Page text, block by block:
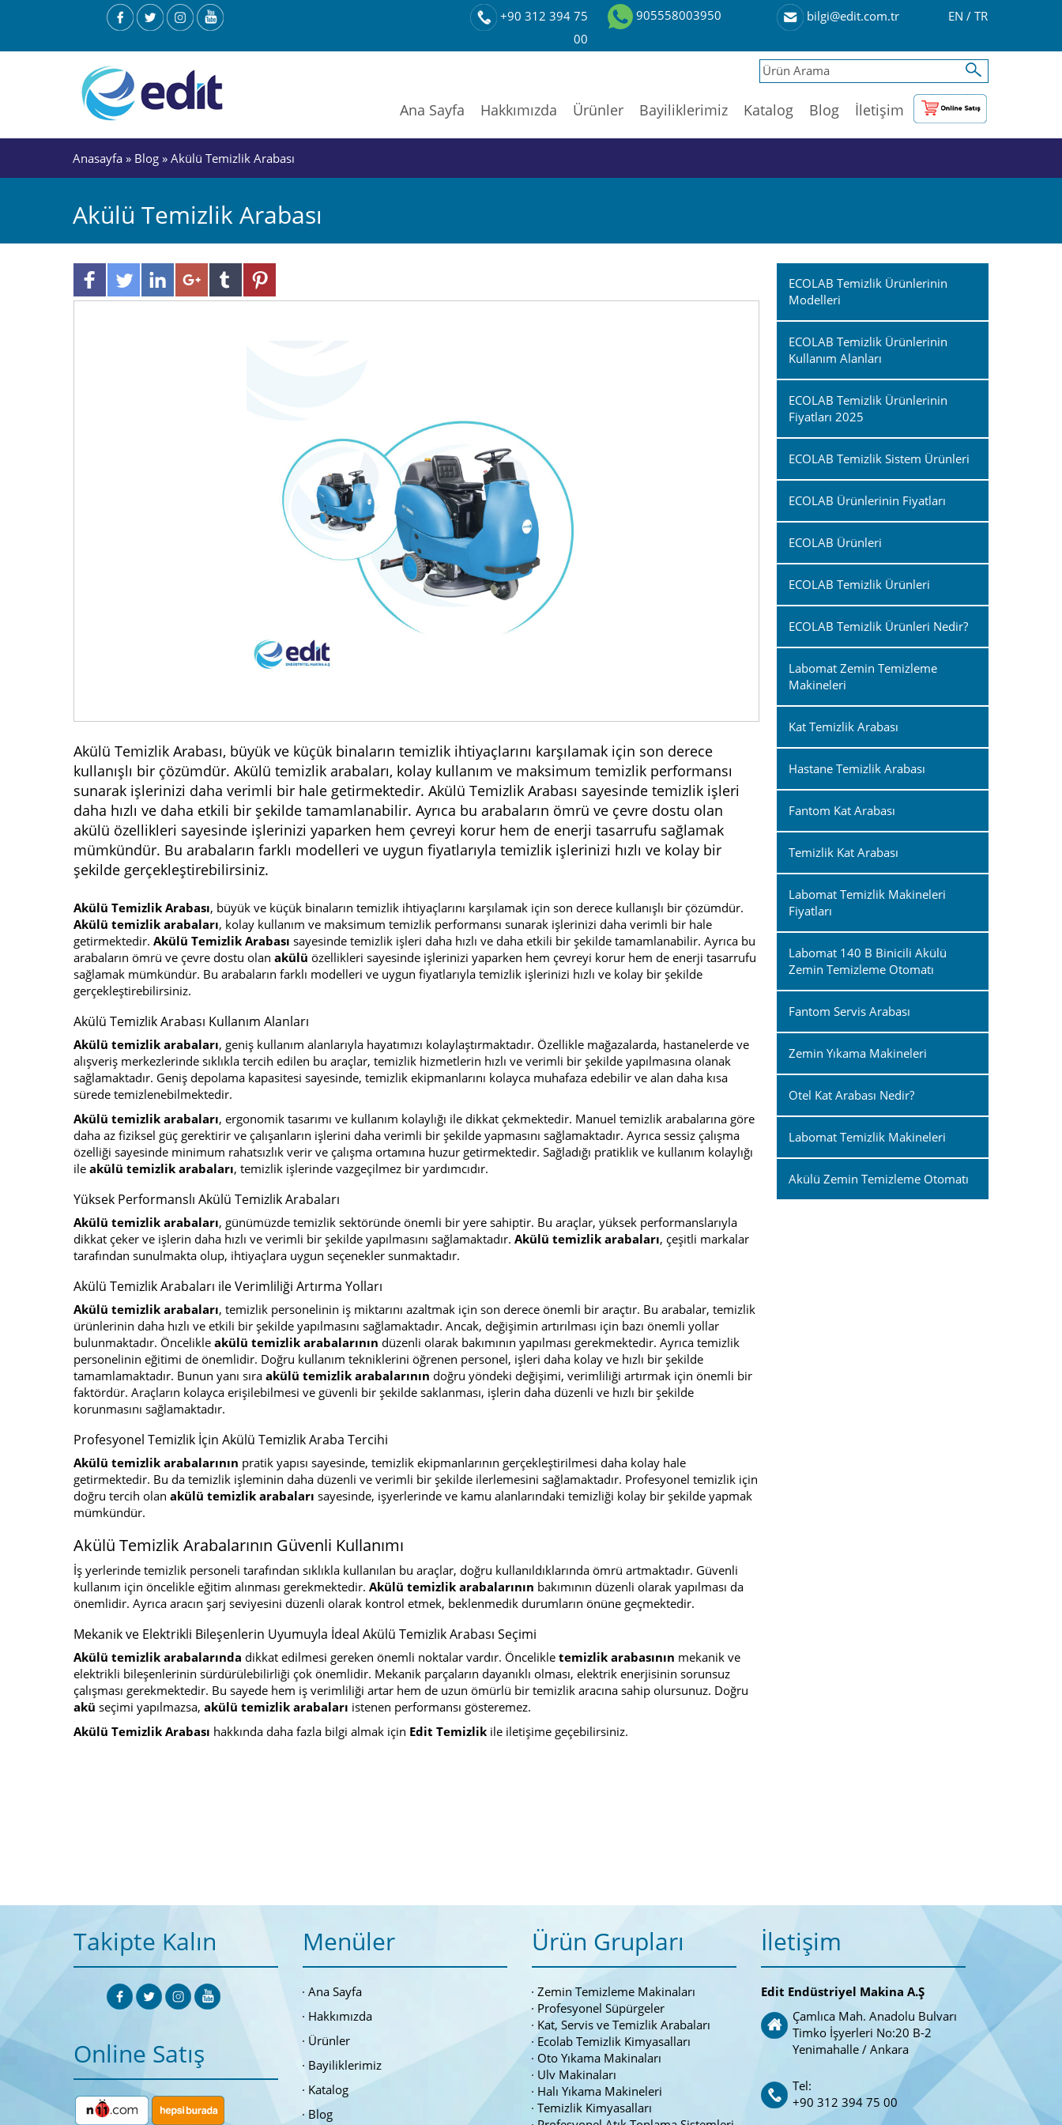
+90 312 394 75
00
905558003950 bilgi@edit.com.tr EN / TR
Ana Sayfa Hakkımızda Ürünler Bayiliklerimiz Katalog Blog İletişim
Anasayfa » Blog » Akülü Temizlik Arabası
Akülü Temizlik Arabası
Akülü Temizlik Arabası, büyük ve küçük binaların temizlik ihtiyaçlarını karşılamak için son derece
kullanışlı bir çözümdür. Akülü temizlik arabaları, kolay kullanım ve maksimum temizlik performansı
sunarak işlerinizi daha verimli bir hale getirmektedir. Akülü Temizlik Arabası sayesinde temizlik işleri
daha hızlı ve daha etkili bir şekilde tamamlanabilir. Ayrıca bu arabaların ömrü ve çevre dostu olan
akülü özellikleri sayesinde işlerinizi yaparken hem çevreyi korur hem de enerji tasarrufu sağlamak
mümkündür. Bu arabaların farklı modelleri ve uygun fiyatlarıyla temizlik işlerinizi hızlı ve kolay bir
şekilde gerçekleştirebilirsiniz.
Akülü Temizlik Arabası, büyük ve küçük binaların temizlik ihtiyaçlarını karşılamak için son derece kullanışlı bir çözümdür.
Akülü temizlik arabaları, kolay kullanım ve maksimum temizlik performansı sunarak işlerinizi daha verimli bir hale
getirmektedir. Akülü Temizlik Arabası sayesinde temizlik işleri daha hızlı ve daha etkili bir şekilde tamamlanabilir. Ayrıca bu
arabaların ömrü ve çevre dostu olan akülü özellikleri sayesinde işlerinizi yaparken hem çevreyi korur hem de enerji tasarrufu
sağlamak mümkündür. Bu arabaların farklı modelleri ve uygun fiyatlarıyla temizlik işlerinizi hızlı ve kolay bir şekilde
gerçekleştirebilirsiniz.
Akülü Temizlik Arabası Kullanım Alanları
Akülü temizlik arabaları, geniş kullanım alanlarıyla hayatımızı kolaylaştırmaktadır. Özellikle mağazalarda, hastanelerde ve
alışveriş merkezlerinde sıklıkla tercih edilen bu araçlar, temizlik hizmetlerin hızlı ve verimli bir şekilde yapılmasına olanak
sağlamaktadır. Geniş depolama kapasitesi sayesinde, temizlik ekipmanlarını kolayca muhafaza edebilir ve alan daha kısa
sürede temizlenebilmektedir.
Akülü temizlik arabaları, ergonomik tasarımı ve kullanım kolaylığı ile dikkat çekmektedir. Manuel temizlik arabalarına göre
daha az fiziksel güç gerektirir ve çalışanların işlerini daha verimli bir şekilde yapmasını sağlamaktadır. Ayrıca sessiz çalışma
özelliği sayesinde minimum rahatsızlık verir ve çalışma ortamına huzur getirmektedir. Sağladığı pratiklik ve kullanım kolaylığı
ile akülü temizlik arabaları, temizlik işlerinde vazgeçilmez bir yardımcıdır.
Yüksek Performanslı Akülü Temizlik Arabaları
Akülü temizlik arabaları, günümüzde temizlik sektöründe önemli bir yere sahiptir. Bu araçlar, yüksek performanslarıyla
dikkat çeker ve işlerin daha hızlı ve verimli bir şekilde yapılmasını sağlamaktadır. Akülü temizlik arabaları, çeşitli markalar
tarafından sunulmakta olup, ihtiyaçlara uygun seçenekler sunmaktadır.
Akülü Temizlik Arabaları ile Verimliliği Artırma Yolları
Akülü temizlik arabaları, temizlik personelinin iş miktarını azaltmak için son derece önemli bir araçtır. Bu arabalar, temizlik
ürünlerinin daha hızlı ve etkili bir şekilde yapılmasını sağlamaktadır. Ancak, değişimin artırılması için bazı önemli yollar
bulunmaktadır. Öncelikle akülü temizlik arabalarının düzenli olarak bakımının yapılması gerekmektedir. Ayrıca temizlik
personelinin eğitimi de önemlidir. Doğru kullanım tekniklerini öğrenen personel, işleri daha kolay ve hızlı bir şekilde
tamamlamaktadır. Bunun yanı sıra akülü temizlik arabalarının doğru yöndeki değişimi, verimliliği artırmak için önemli bir
faktördür. Araçların kolayca erişilebilmesi ve güvenli bir şekilde saklanması, işlerin daha düzenli ve hızlı bir şekilde
korunmasını sağlamaktadır.
Profesyonel Temizlik İçin Akülü Temizlik Araba Tercihi
Akülü temizlik arabalarının pratik yapısı sayesinde, temizlik ekipmanlarının gerçekleştirilmesi daha kolay hale
getirmektedir. Bu da temizlik işleminin daha düzenli ve verimli bir şekilde ilerlemesini sağlamaktadır. Profesyonel temizlik için
doğru tercih olan akülü temizlik arabaları sayesinde, işyerlerinde ve kamu alanlarındaki temizliği kolay bir şekilde yapmak
mümkündür.
Akülü Temizlik Arabalarının Güvenli Kullanımı
İş yerlerinde temizlik personeli tarafından sıklıkla kullanılan bu araçlar, doğru kullanıldıklarında ömrü artmaktadır. Güvenli
kullanım için öncelikle eğitim alınması gerekmektedir. Akülü temizlik arabalarının bakımının düzenli olarak yapılması da
önemlidir. Ayrıca aracın şarj seviyesini düzenli olarak kontrol etmek, beklenmedik durumların önüne geçmektedir.
Mekanik ve Elektrikli Bileşenlerin Uyumuyla İdeal Akülü Temizlik Arabası Seçimi
Akülü temizlik arabalarında dikkat edilmesi gereken önemli noktalar vardır. Öncelikle temizlik arabasının mekanik ve
elektrikli bileşenlerinin sürdürülebilirliği çok önemlidir. Mekanik parçaların dayanıklı olması, elektrik enerjisinin sorunsuz
çalışması gerekmektedir. Bu sayede hem iş verimliliği artar hem de uzun ömürlü bir temizlik aracına sahip olursunuz. Doğru
akü seçimi yapılmazsa, akülü temizlik arabaları istenen performansı gösteremez.
Akülü Temizlik Arabası hakkında daha fazla bilgi almak için Edit Temizlik ile iletişime geçebilirsiniz.
ECOLAB Temizlik Ürünlerinin
Modelleri
ECOLAB Temizlik Ürünlerinin
Kullanım Alanları
ECOLAB Temizlik Ürünlerinin
Fiyatları 2025
ECOLAB Temizlik Sistem Ürünleri
ECOLAB Ürünlerinin Fiyatları
ECOLAB Ürünleri
ECOLAB Temizlik Ürünleri
ECOLAB Temizlik Ürünleri Nedir?
Labomat Zemin Temizleme
Makineleri
Kat Temizlik Arabası
Hastane Temizlik Arabası
Fantom Kat Arabası
Temizlik Kat Arabası
Labomat Temizlik Makineleri
Fiyatları
Labomat 140 B Binicili Akülü
Zemin Temizleme Otomatı
Fantom Servis Arabası
Zemin Yıkama Makineleri
Otel Kat Arabası Nedir?
Labomat Temizlik Makineleri
Akülü Zemin Temizleme Otomatı
Takipte Kalın
Online Satış
Menüler
Ana Sayfa
Hakkımızda
Ürünler
Bayiliklerimiz
Katalog
Blog
Ürün Grupları
Zemin Temizleme Makinaları
Profesyonel Süpürgeler
Kat, Servis ve Temizlik Arabaları
Ecolab Temizlik Kimyasalları
Oto Yıkama Makinaları
Ulv Makinaları
Halı Yıkama Makineleri
Temizlik Kimyasalları
İletişim
Edit Endüstriyel Makina A.Ş
Çamlıca Mah. Anadolu Bulvarı
Timko İşyerleri No:20 B-2
Yenimahalle / Ankara
Tel:
+90 312 394 75 00